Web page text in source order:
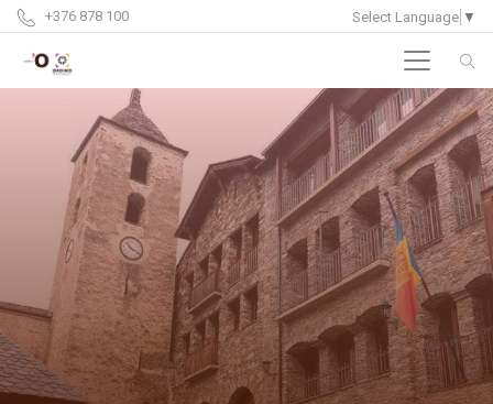
+376 878 100 Select Language ▼